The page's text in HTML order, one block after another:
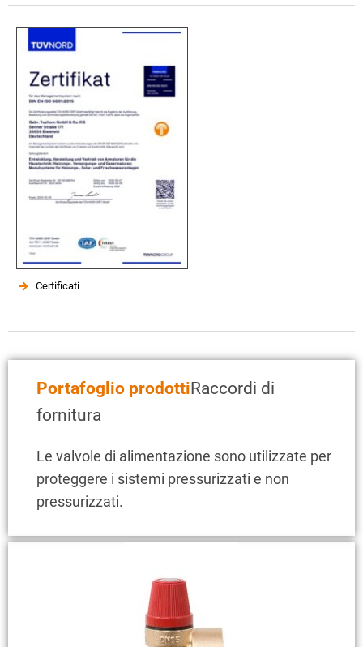
Certificati
Portafoglio prodottiRaccordi di
fornitura
Le valvole di alimentazione sono utilizzate per
proteggere i sistemi pressurizzati e non
pressurizzati.